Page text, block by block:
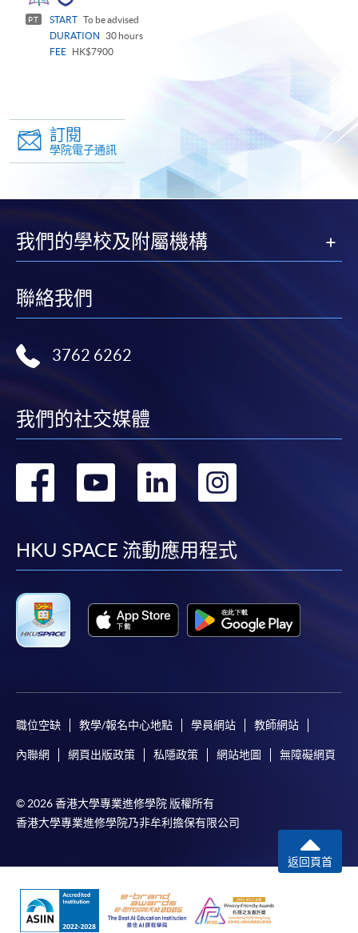
PT START To be advised
DURATION
30 hours
FEE
HK$7900
訂閱
學院電子通訊
我們的學校及附屬機構
聯絡我們
3762 6262
我們的社交媒體
轉
facebook
轉
youtube
轉
linkedin
轉
HKU SPACE 流動應用程式
職位空缺 教學/報名中心地點 學員網站 教師網站
內聯網 網頁出版政策 私隱政策 網站地圖 無障礙網頁
© 2026 香港大學專業進修學院 版權所有
香港大學專業進修學院乃非牟利擔保有限公司
返回頁首